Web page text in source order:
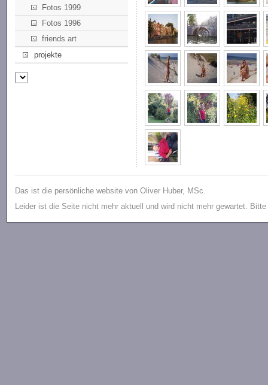
Fotos 1999
Fotos 1996
friends art
projekte
Das ist die persönliche website von Oliver Huber, MSc.
Leider ist die Seite nicht mehr aktuell und wird nicht mehr gewartet.